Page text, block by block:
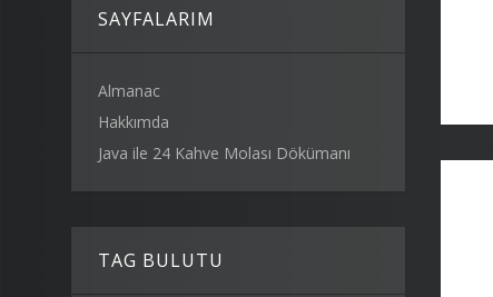
SAYFALARIM
Almanac
Hakkımda
Java ile 24 Kahve Molası Dökümanı
TAG BULUTU